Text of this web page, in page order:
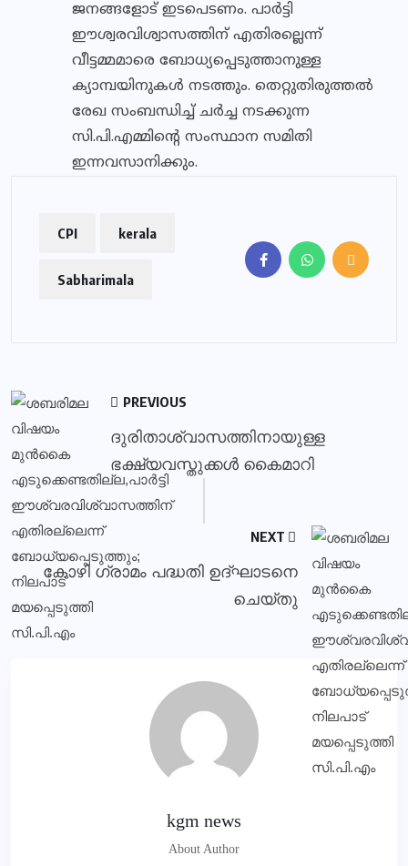
ജനങ്ങളോട് ഇടപെടണം. പാര്‍ട്ടി
ഈശ്വരവിശ്വാസത്തിന് എതിരല്ലെന്ന്
വീട്ടമ്മമാരെ ബോധ്യപ്പെടുത്താനുള്ള
ക്യാമ്പയിനുകള്‍ നടത്തും. തെറ്റുതിരുത്തല്‍
രേഖ സംബന്ധിച്ച് ചര്‍ച്ച നടക്കുന്ന
സി.പി.എമ്മിന്റെ സംസ്ഥാന സമിതി
ഇന്നവസാനിക്കും.
CPI kerala
Sabharimala
PREVIOUS
ദുരിതാശ്വാസത്തിനായുള്ള
ഭക്ഷ്യവസ്തുക്കള്‍ കൈമാറി
NEXT
കോഴി ഗ്രാമം പദ്ധതി ഉദ്ഘാടനെ
ചെയ്തു
kgm news
About Author